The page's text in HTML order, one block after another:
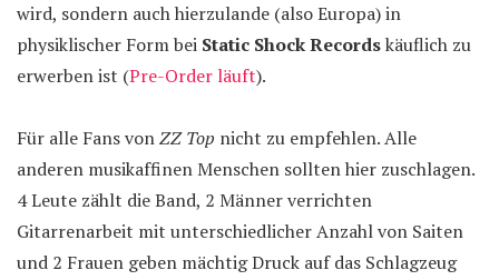
wird, sondern auch hierzulande (also Europa) in
physiklischer Form bei Static Shock Recordskäuflich zu
erwerben ist (Pre-Order läuft).
Für alle Fans vonZZ Top nicht zu empfehlen. Alle
anderen musikaffinen Menschen sollten hier zuschlagen.
4 Leute zählt die Band, 2 Männer verrichten
Gitarrenarbeit mit unterschiedlicher Anzahl von Saiten
und 2 Frauen geben mächtig Druck auf das Schlagzeug